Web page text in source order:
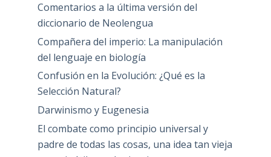
Comentarios a la última versión del
diccionario de Neolengua
Compañera del imperio: La manipulación
del lenguaje en biología
Confusión en la Evolución: ¿Qué es la
Selección Natural?
Darwinismo y Eugenesia
El combate como principio universal y
padre de todas las cosas, una idea tan vieja